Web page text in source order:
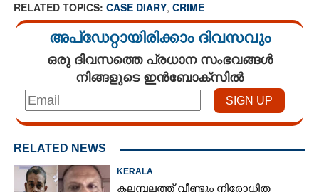
RELATED TOPICS: CASE DIARY, CRIME
അപ്ഡേറ്റായിരിക്കാം ദിവസവും
ഒരു ദിവസത്തെ പ്രധാന സംഭവങ്ങൾ
നിങ്ങളുടെ ഇൻബോക്സിൽ
RELATED NEWS
KERALA